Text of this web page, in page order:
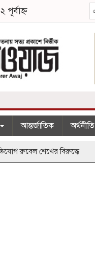
আন্তর্জাতিক অর্থনীতি
রুবেল শেখের বিরুদ্ধে